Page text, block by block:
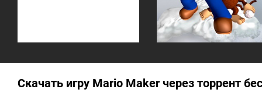
Скачать игру Mario Maker через торрент